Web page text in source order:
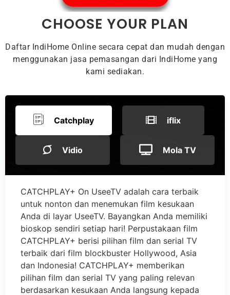
CHOOSE YOUR PLAN
Daftar IndiHome Online secara cepat dan mudah dengan
menggunakan jasa pemasangan dari IndiHome yang
kami sediakan.
Catchplay iflix
Vidio Mola TV
CATCHPLAY+ On UseeTV adalah cara terbaik
untuk nonton dan menemukan film kesukaan
Anda di layar UseeTV. Bayangkan Anda memiliki
bioskop sendiri setiap hari! Perpustakaan film
CATCHPLAY+ berisi pilihan film dan serial TV
terbaik dari film blockbuster Hollywood, Asia
dan Indonesia! CATCHPLAY+ memberikan
pilihan film dan serial TV yang paling relevan
berdasarkan kesukaan Anda langsung kepada